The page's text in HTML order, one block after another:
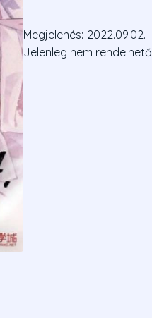
Megjelenés: 2022.09.02.
Jelenleg nem rendelhető